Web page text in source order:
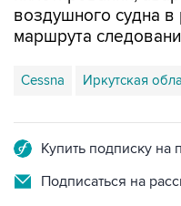
воздушного судна в
маршрута
Cessna Иркутская
Купить подписку
Подписаться на